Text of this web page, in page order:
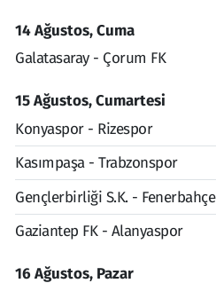
14 Ağustos, Cuma
Galatasaray - Çorum FK
15 Ağustos, Cumartesi
Konyaspor - Rizespor
Kasımpaşa - Trabzonspor
Gençlerbirliği S.K. - Fenerbahçe
Gaziantep FK - Alanyaspor
16 Ağustos, Pazar